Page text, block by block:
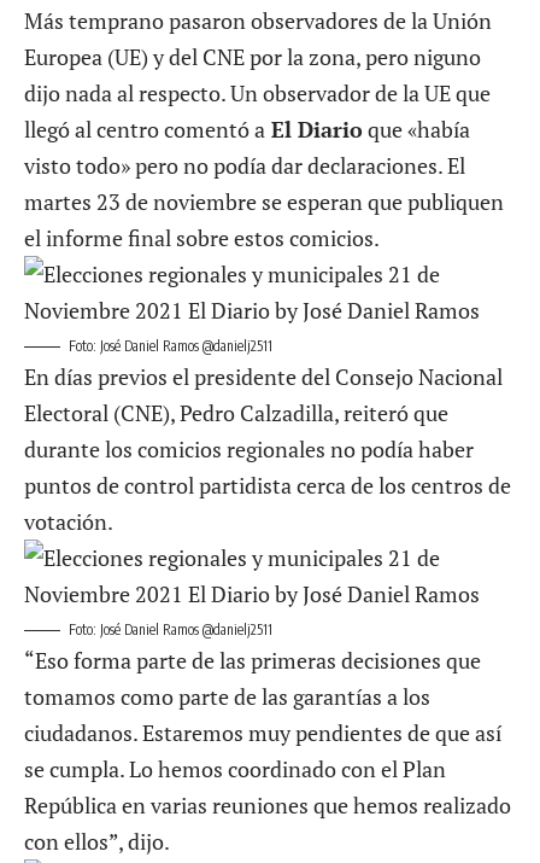
Más temprano pasaron observadores de la Unión
Europea (UE) y del CNE por la zona, pero niguno
dijo nada al respecto. Un observador de la UE que
llegó al centro comentó a El Diarioque «había
visto todo» pero no podía dar declaraciones. El
martes 23 de noviembre se esperan que publiquen
el informe final sobre estos comicios.
Foto: José Daniel Ramos @danielj2511
En días previos el presidente del Consejo Nacional
Electoral (CNE), Pedro Calzadilla, reiteró que
durante los comicios regionales no podía haber
puntos de control partidista cerca de los centros de
votación.
Foto: José Daniel Ramos @danielj2511
“Eso forma parte de las primeras decisiones que
tomamos como parte de las garantías a los
ciudadanos. Estaremos muy pendientes de que así
se cumpla. Lo hemos coordinado con el Plan
República en varias reuniones que hemos realizado
con ellos”, dijo.